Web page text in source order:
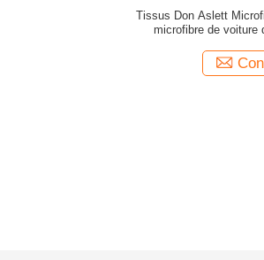
Tissus Don Aslett
microfibre de voiture